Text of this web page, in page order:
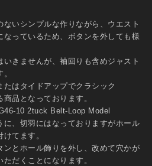
いシンプルな作りながら、ウエスト
なっているため、ボタンを外しても様
きませんが、袖回りも含めジャスト
はタイドアップでクラシック
品となっております。
10 2tuck Belt-Loop Model
、切羽にはなっておりますがホール
てます。
ンとホール飾りを外し、改めて穴かが
だくことになります。